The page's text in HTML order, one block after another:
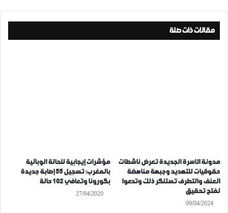
مقالات ذات صلة
مدونة الاسرة الجديدة تعرض ناشطات
حقوقيات للتهديد وجبهة مناهضة
العنف والتطرف تستنكر ذلك وتدعوا
لفتح تحقيق
09/04/2024
مؤشرات إيجابية للحالة الوبائية
بالمغرب: تسجيل 55 إصابة جديدة
بكورونا وتعافي 102 حالة
27/04/2020